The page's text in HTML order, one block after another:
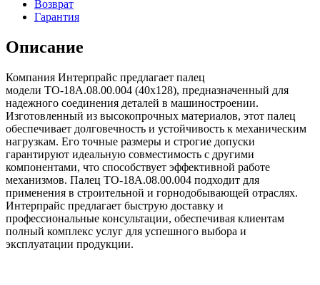
Возврат
Гарантия
Описание
Компания Интерпрайс предлагает палец
модели ТО-18А.08.00.004 (40х128), предназначенный для
надежного соединения деталей в машиностроении.
Изготовленный из высокопрочных материалов, этот палец
обеспечивает долговечность и устойчивость к механическим
нагрузкам. Его точные размеры и строгие допуски
гарантируют идеальную совместимость с другими
компонентами, что способствует эффективной работе
механизмов. Палец ТО-18А.08.00.004 подходит для
применения в строительной и горнодобывающей отраслях.
Интерпрайс предлагает быструю доставку и
профессиональные консультации, обеспечивая клиентам
полный комплекс услуг для успешного выбора и
эксплуатации продукции.